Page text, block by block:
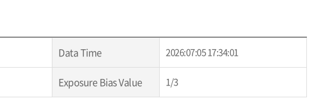
Data Time 2026:07:05 17:34:01
Exposure Bias Value 1/3